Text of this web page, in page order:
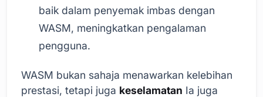
baik dalam penyemak imbas dengan
WASM, meningkatkan pengalaman
pengguna.
WASM bukan sahaja menawarkan kelebihan
prestasi, tetapi juga keselamatan Ia juga